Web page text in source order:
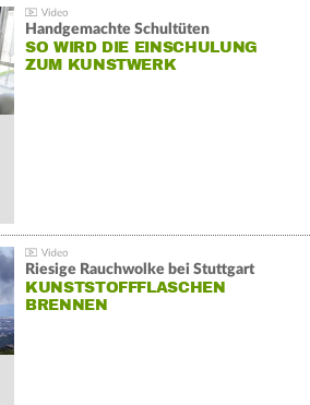
Handgemachte Schultüten
SO WIRD DIE EINSCHULUNG
ZUM KUNSTWERK
Riesige Rauchwolke bei Stuttgart
KUNSTSTOFFFLASCHEN
BRENNEN